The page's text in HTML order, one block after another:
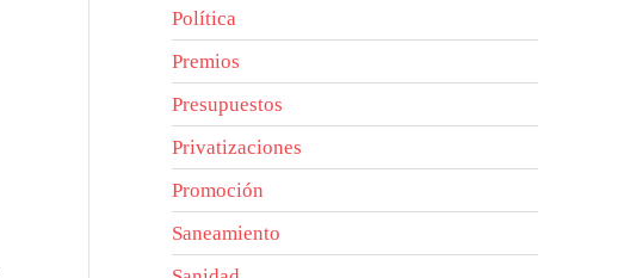
Política
Premios
Presupuestos
Privatizaciones
Promoción
Saneamiento